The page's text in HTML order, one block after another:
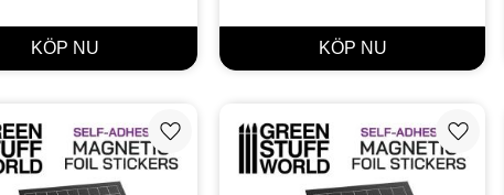
Lägg till i favoriter Lägg